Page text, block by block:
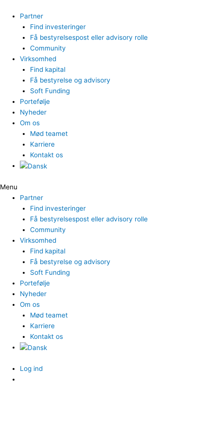
indholdet
Partner
Find investeringer
Få bestyrelsespost eller advisory rolle
Community
Virksomhed
Find kapital
Få bestyrelse og advisory
Soft Funding
Portefølje
Nyheder
Om os
Mød teamet
Karriere
Kontakt os
Menu
Partner
Find investeringer
Få bestyrelsespost eller advisory rolle
Community
Virksomhed
Find kapital
Få bestyrelse og advisory
Soft Funding
Portefølje
Nyheder
Om os
Mød teamet
Karriere
Kontakt os
Log ind